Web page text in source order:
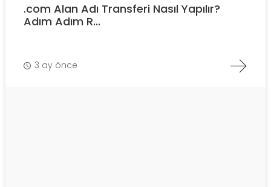
.com Alan Adı Transferi Nasıl Yapılır?
Adım Adım R...
3 ay önce